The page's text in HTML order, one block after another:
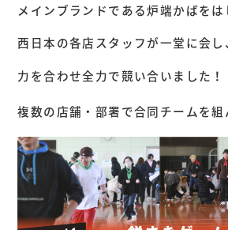
メインブランドである炉端かばをは
西日本の各店スタッフが一堂に会し
力を合わせ全力で競い合いました！
複数の店舗・部署で合同チームを組